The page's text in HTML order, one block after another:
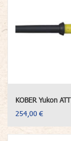
KOBER Yukon ATT
254,00 €